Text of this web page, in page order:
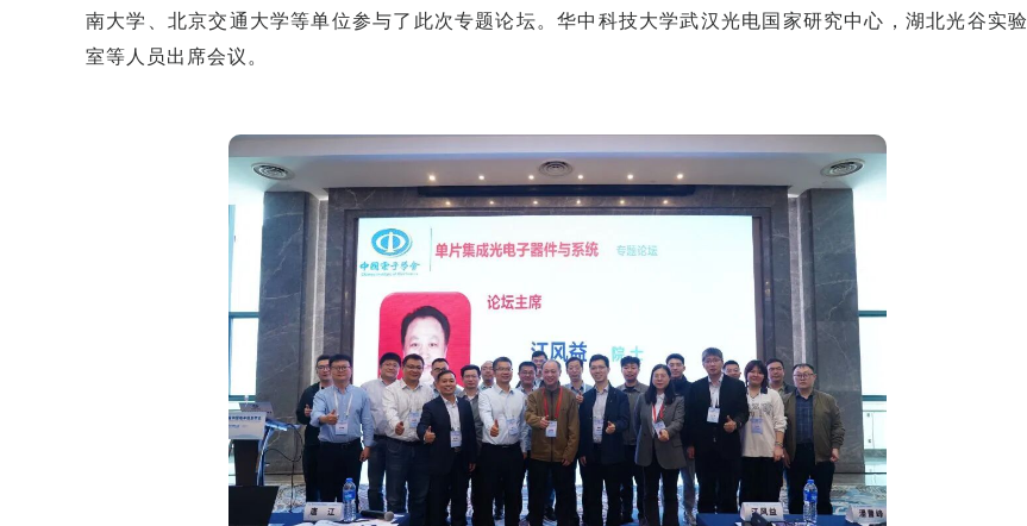
南大学、北京交通大学等单位参与了此次专题论坛。华中科技大学武汉光电国家研究中心，湖北光谷实验
室等人员出席会议。